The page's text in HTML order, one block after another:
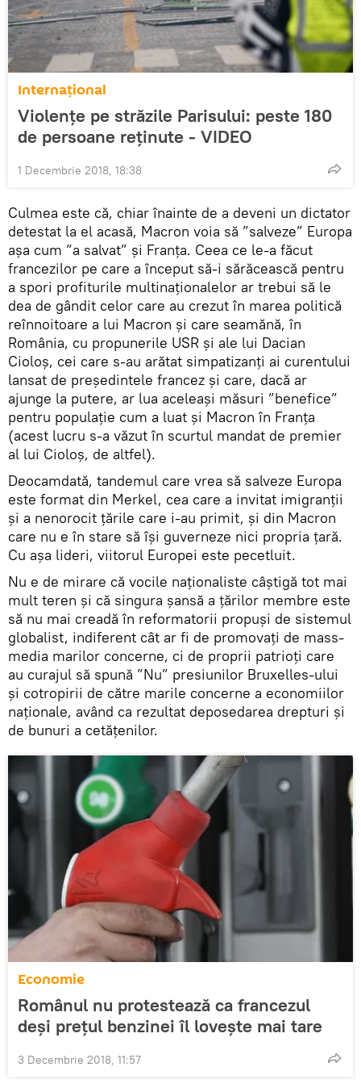
Internaţional
Violențe pe străzile Parisului: peste 180
de persoane reținute - VIDEO
1 Decembrie 2018, 18:38
Culmea este că, chiar înainte de a deveni un dictator
detestat la el acasă, Macron voia să ”salveze” Europa
așa cum ”a salvat” și Franța. Ceea ce le-a făcut
francezilor pe care a început să-i sărăcească pentru
a spori profiturile multinaționalelor ar trebui să le
dea de gândit celor care au crezut în marea politică
reînnoitoare a lui Macron și care seamănă, în
România, cu propunerile USR și ale lui Dacian
Cioloș, cei care s-au arătat simpatizanți ai curentului
lansat de președintele francez și care, dacă ar
ajunge la putere, ar lua aceleași măsuri ”benefice”
pentru populație cum a luat și Macron în Franța
(acest lucru s-a văzut în scurtul mandat de premier
al lui Cioloș, de altfel).
Deocamdată, tandemul care vrea să salveze Europa
este format din Merkel, cea care a invitat imigranții
și a nenorocit țările care i-au primit, și din Macron
care nu e în stare să își guverneze nici propria țară.
Cu așa lideri, viitorul Europei este pecetluit.
Nu e de mirare că vocile naționaliste câștigă tot mai
mult teren și că singura șansă a țărilor membre este
să nu mai creadă în reformatorii propuși de sistemul
globalist, indiferent cât ar fi de promovați de mass-
media marilor concerne, ci de proprii patrioți care
au curajul să spună ”Nu” presiunilor Bruxelles-ului
și cotropirii de către marile concerne a economiilor
naționale, având ca rezultat deposedarea drepturi și
de bunuri a cetățenilor.
Economie
Românul nu protestează ca francezul
deși prețul benzinei îl lovește mai tare
3 Decembrie 2018, 11:57